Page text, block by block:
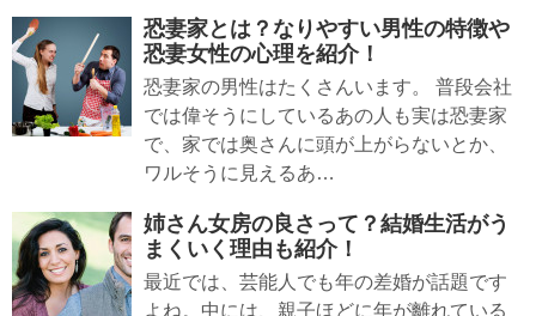
恐妻家とは？なりやすい男性の特徴や
恐妻女性の心理を紹介！
恐妻家の男性はたくさんいます。 普段会社
では偉そうにしているあの人も実は恐妻家
で、家では奥さんに頭が上がらないとか、
ワルそうに見えるあ…
姉さん女房の良さって？結婚生活がう
まくいく理由も紹介！
最近では、芸能人でも年の差婚が話題です
よね。中には、親子ほどに年が離れている